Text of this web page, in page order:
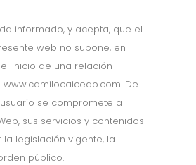
informado, y acepta, que el
web no supone, en
inicio de una relación
De
se compromete a
sus servicios y contenidos
la legislación vigente, la
público.